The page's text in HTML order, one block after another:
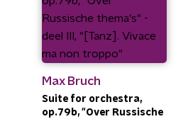
Max Bruch
Suite for orchestra,
op.79b, "Over Russische